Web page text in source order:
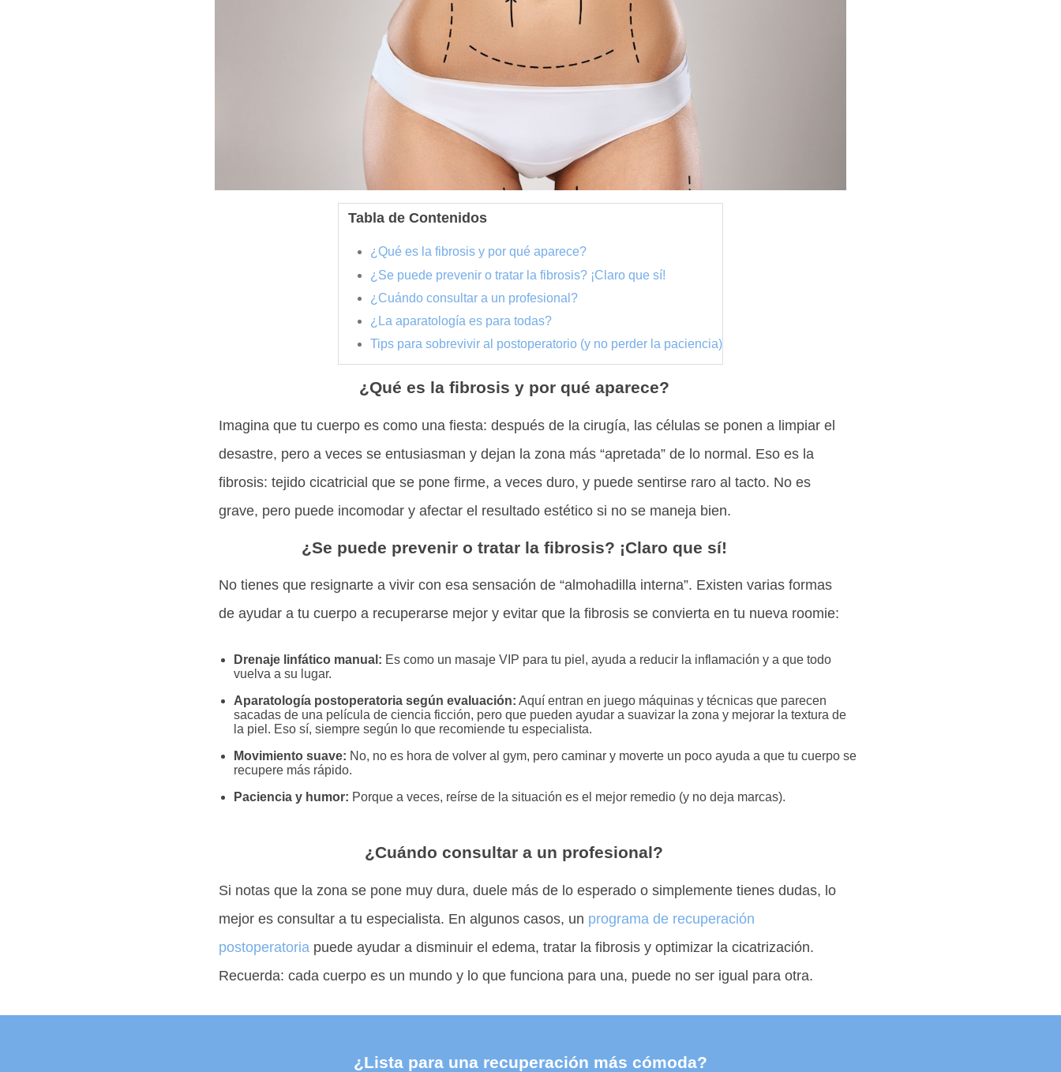
Tabla de Contenidos
¿Qué es la fibrosis y por qué aparece?
¿Se puede prevenir o tratar la fibrosis? ¡Claro que sí!
¿Cuándo consultar a un profesional?
¿La aparatología es para todas?
Tips para sobrevivir al postoperatorio (y no perder la paciencia)
¿Qué es la fibrosis y por qué aparece?
Imagina que tu cuerpo es como una fiesta: después de la cirugía, las células se ponen a limpiar el
desastre, pero a veces se entusiasman y dejan la zona más “apretada” de lo normal. Eso es la
fibrosis: tejido cicatricial que se pone firme, a veces duro, y puede sentirse raro al tacto. No es
grave, pero puede incomodar y afectar el resultado estético si no se maneja bien.
¿Se puede prevenir o tratar la fibrosis? ¡Claro que sí!
No tienes que resignarte a vivir con esa sensación de “almohadilla interna”. Existen varias formas
de ayudar a tu cuerpo a recuperarse mejor y evitar que la fibrosis se convierta en tu nueva roomie:
Drenaje linfático manual: Es como un masaje VIP para tu piel, ayuda a reducir la inflamación y a que todo
vuelva a su lugar.
Aparatología postoperatoria según evaluación: Aquí entran en juego máquinas y técnicas que parecen
sacadas de una película de ciencia ficción, pero que pueden ayudar a suavizar la zona y mejorar la textura de
la piel. Eso sí, siempre según lo que recomiende tu especialista.
Movimiento suave: No, no es hora de volver al gym, pero caminar y moverte un poco ayuda a que tu cuerpo se
recupere más rápido.
Paciencia y humor: Porque a veces, reírse de la situación es el mejor remedio (y no deja marcas).
¿Cuándo consultar a un profesional?
Si notas que la zona se pone muy dura, duele más de lo esperado o simplemente tienes dudas, lo
mejor es consultar a tu especialista. En algunos casos, un programa de recuperación
postoperatoria puede ayudar a disminuir el edema, tratar la fibrosis y optimizar la cicatrización.
Recuerda: cada cuerpo es un mundo y lo que funciona para una, puede no ser igual para otra.
¿Lista para una recuperación más cómoda?